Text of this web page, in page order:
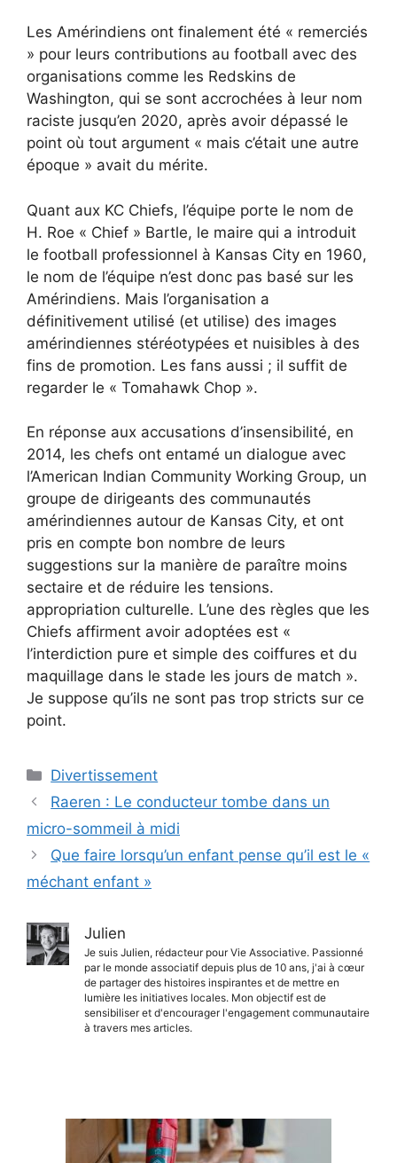
Les Amérindiens ont finalement été « remerciés
» pour leurs contributions au football avec des
organisations comme les Redskins de
Washington, qui se sont accrochées à leur nom
raciste jusqu’en 2020, après avoir dépassé le
point où tout argument « mais c’était une autre
époque » avait du mérite.
Quant aux KC Chiefs, l’équipe porte le nom de
H. Roe « Chief » Bartle, le maire qui a introduit
le football professionnel à Kansas City en 1960,
le nom de l’équipe n’est donc pas basé sur les
Amérindiens. Mais l’organisation a
définitivement utilisé (et utilise) des images
amérindiennes stéréotypées et nuisibles à des
fins de promotion. Les fans aussi ; il suffit de
regarder le « Tomahawk Chop ».
En réponse aux accusations d’insensibilité, en
2014, les chefs ont entamé un dialogue avec
l’American Indian Community Working Group, un
groupe de dirigeants des communautés
amérindiennes autour de Kansas City, et ont
pris en compte bon nombre de leurs
suggestions sur la manière de paraître moins
sectaire et de réduire les tensions.
appropriation culturelle. L’une des règles que les
Chiefs affirment avoir adoptées est «
l’interdiction pure et simple des coiffures et du
maquillage dans le stade les jours de match ».
Je suppose qu’ils ne sont pas trop stricts sur ce
point.
Catégories
Divertissement
Raeren : Le conducteur tombe dans un
micro-sommeil à midi
Que faire lorsqu’un enfant pense qu’il est le «
méchant enfant »
Julien
Je suis Julien, rédacteur pour Vie Associative. Passionné
par le monde associatif depuis plus de 10 ans, j'ai à cœur
de partager des histoires inspirantes et de mettre en
lumière les initiatives locales. Mon objectif est de
sensibiliser et d'encourager l'engagement communautaire
à travers mes articles.